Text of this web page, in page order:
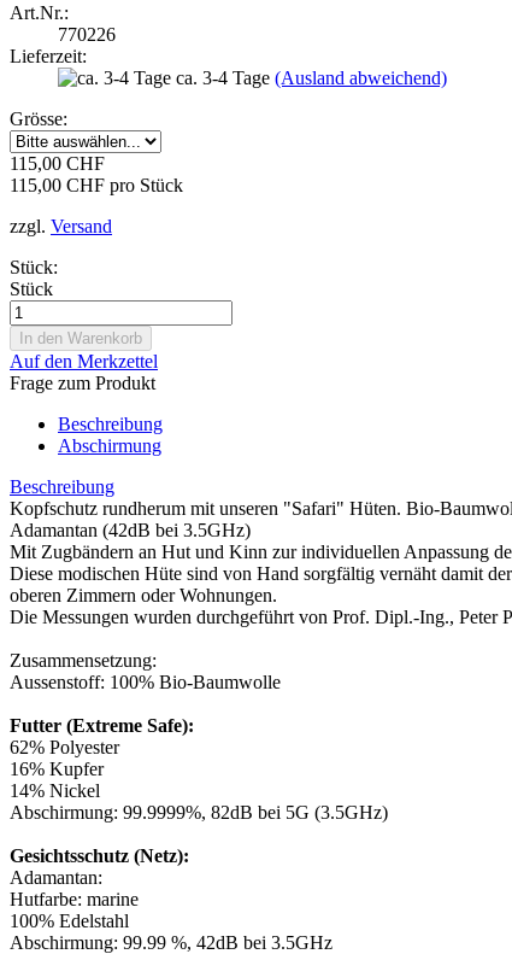
Art.Nr.:
770226
Lieferzeit:
ca. 3-4 Tage (Ausland abweichend)
Grösse:
115,00 CHF
115,00 CHF pro Stück
zzgl. Versand
Stück:
Stück
Auf den Merkzettel
Frage zum Produkt
Beschreibung
Abschirmung
Beschreibung
Kopfschutz rundherum mit unseren "Safari" Hüten. Bio-
Adamantan (42dB bei 3.5GHz)
Mit Zugbändern an Hut und Kinn zur individuellen Anpassung
Diese modischen Hüte sind von Hand sorgfältig vernäht damit
oberen Zimmern oder Wohnungen.
Die Messungen wurden durchgeführt von Prof. Dipl.-Ing., Peter
Zusammensetzung:
Aussenstoff: 100% Bio-Baumwolle
Futter (Extreme Safe):
62% Polyester
16% Kupfer
14% Nickel
Abschirmung: 99.9999%, 82dB bei 5G (3.5GHz)
Gesichtsschutz (Netz):
Adamantan:
Hutfarbe: marine
100% Edelstahl
Abschirmung: 99.99 %, 42dB bei 3.5GHz